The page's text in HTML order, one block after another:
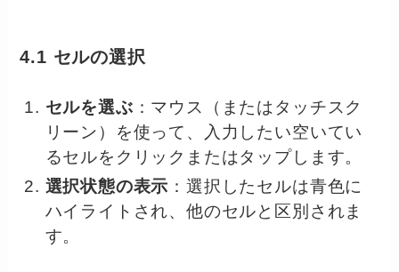
4.1 セルの選択
セルを選ぶ ：マウス（またはタッチスク
リーン）を使って、入力したい空いてい
るセルをクリックまたはタップします。
選択状態の表示 ：選択したセルは青色に
ハイライトされ、他のセルと区別されま
す。